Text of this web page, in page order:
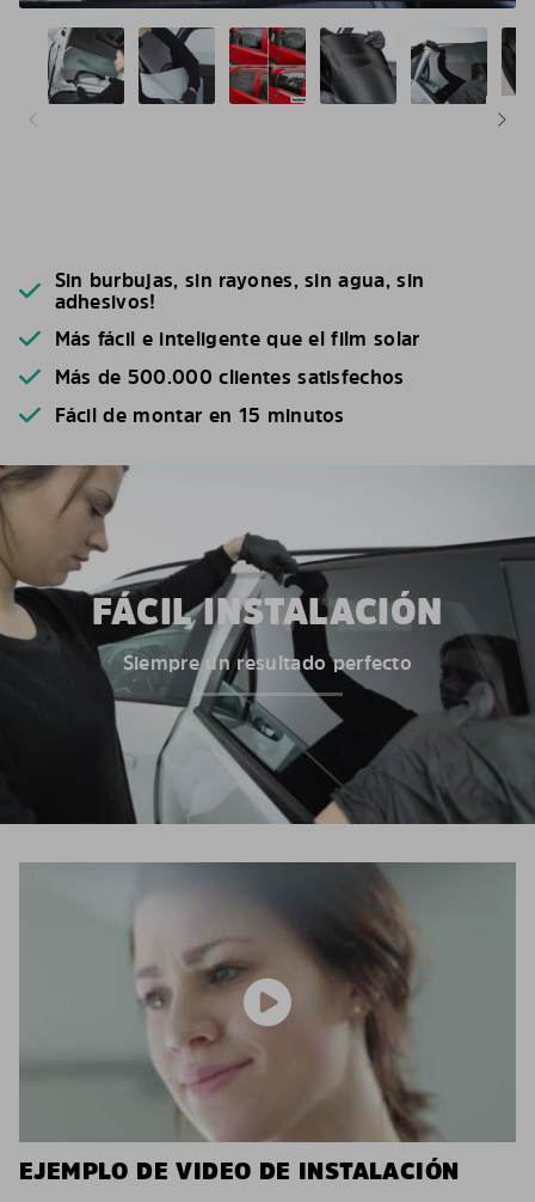
Sin burbujas, sin rayones, sin agua, sin
adhesivos!
Más fácil e inteligente que el film solar
Más de 500.000 clientes satisfechos
Fácil de montar en 15 minutos
FÁCIL INSTALACIÓN
Siempre un resultado perfecto
EJEMPLO DE VIDEO DE INSTALACIÓN